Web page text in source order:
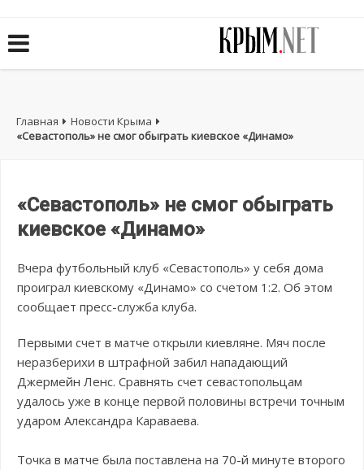
Главная
Новости Крыма
«Севастополь» не смог обыграть киевское «Динамо»
«Севастополь» не смог обыграть
киевское «Динамо»
Вчера футбольный клуб «Севастополь» у себя дома
проиграл киевскому «Динамо» со счетом 1:2. Об этом
сообщает пресс-служба клуба.
Первыми счет в матче открыли киевляне. Мяч после
неразберихи в штрафной забил нападающий
Джермейн Ленс. Сравнять счет севастопольцам
удалось уже в конце первой половины встречи точным
ударом Александра Караваева.
Точка в матче была поставлена на 70-й минуте второго